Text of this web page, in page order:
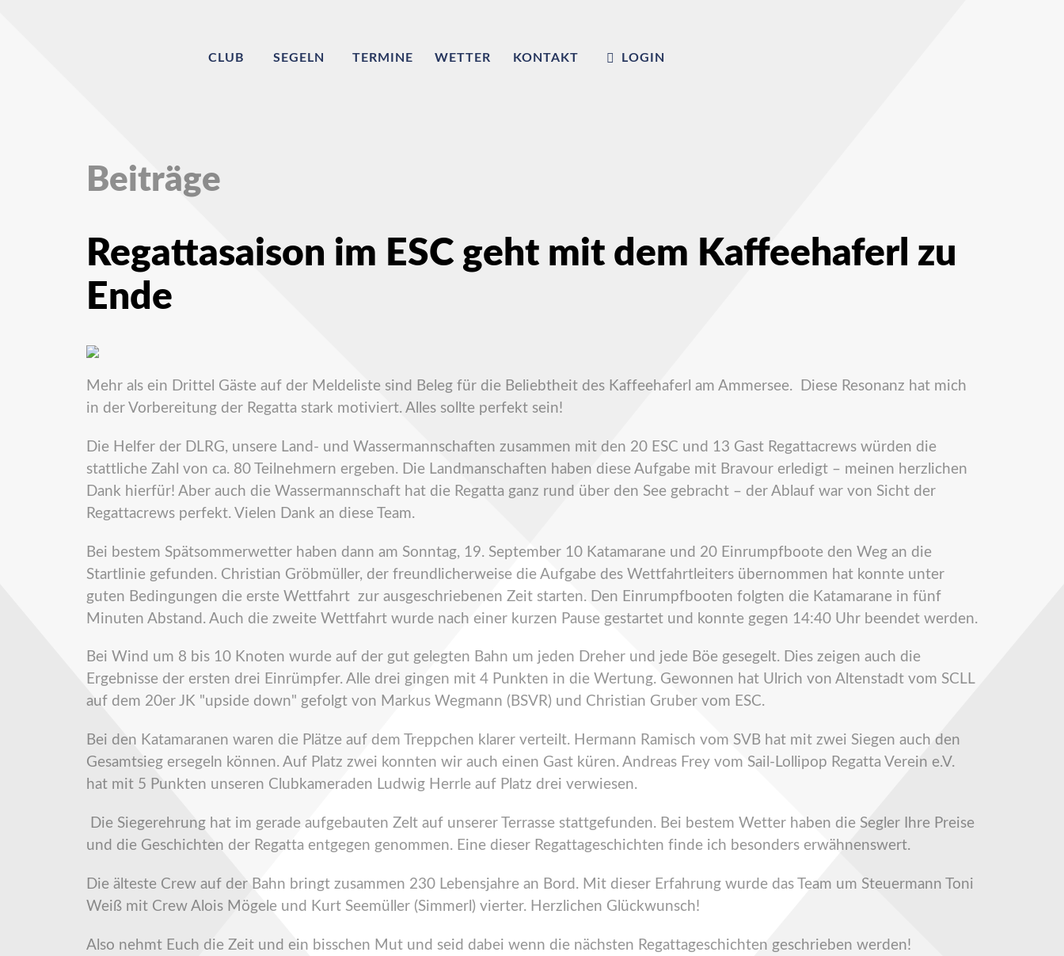
CLUB SEGELN TERMINE WETTER KONTAKT LOGIN
Beiträge
Regattasaison im ESC geht mit dem Kaffeehaferl zu
Ende
Mehr als ein Drittel Gäste auf der Meldeliste sind Beleg für die Beliebtheit des Kaffeehaferl am Ammersee. Diese Resonanz hat mich
in der Vorbereitung der Regatta stark motiviert. Alles sollte perfekt sein!
Die Helfer der DLRG, unsere Land- und Wassermannschaften zusammen mit den 20 ESC und 13 Gast Regattacrews würden die
stattliche Zahl von ca. 80 Teilnehmern ergeben. Die Landmanschaften haben diese Aufgabe mit Bravour erledigt – meinen herzlichen
Dank hierfür! Aber auch die Wassermannschaft hat die Regatta ganz rund über den See gebracht – der Ablauf war von Sicht der
Regattacrews perfekt. Vielen Dank an diese Team.
Bei bestem Spätsommerwetter haben dann am Sonntag, 19. September 10 Katamarane und 20 Einrumpfboote den Weg an die
Startlinie gefunden. Christian Gröbmüller, der freundlicherweise die Aufgabe des Wettfahrtleiters übernommen hat konnte unter
guten Bedingungen die erste Wettfahrt zur ausgeschriebenen Zeit starten. Den Einrumpfbooten folgten die Katamarane in fünf
Minuten Abstand. Auch die zweite Wettfahrt wurde nach einer kurzen Pause gestartet und konnte gegen 14:40 Uhr beendet werden.
Bei Wind um 8 bis 10 Knoten wurde auf der gut gelegten Bahn um jeden Dreher und jede Böe gesegelt. Dies zeigen auch die
Ergebnisse der ersten drei Einrümpfer. Alle drei gingen mit 4 Punkten in die Wertung. Gewonnen hat Ulrich von Altenstadt vom SCLL
auf dem 20er JK "upside down" gefolgt von Markus Wegmann (BSVR) und Christian Gruber vom ESC.
Bei den Katamaranen waren die Plätze auf dem Treppchen klarer verteilt. Hermann Ramisch vom SVB hat mit zwei Siegen auch den
Gesamtsieg ersegeln können. Auf Platz zwei konnten wir auch einen Gast küren. Andreas Frey vom Sail-Lollipop Regatta Verein e.V.
hat mit 5 Punkten unseren Clubkameraden Ludwig Herrle auf Platz drei verwiesen.
Die Siegerehrung hat im gerade aufgebauten Zelt auf unserer Terrasse stattgefunden. Bei bestem Wetter haben die Segler Ihre Preise
und die Geschichten der Regatta entgegen genommen. Eine dieser Regattageschichten finde ich besonders erwähnenswert.
Die älteste Crew auf der Bahn bringt zusammen 230 Lebensjahre an Bord. Mit dieser Erfahrung wurde das Team um Steuermann Toni
Weiß mit Crew Alois Mögele und Kurt Seemüller (Simmerl) vierter. Herzlichen Glückwunsch!
Also nehmt Euch die Zeit und ein bisschen Mut und seid dabei wenn die nächsten Regattageschichten geschrieben werden!